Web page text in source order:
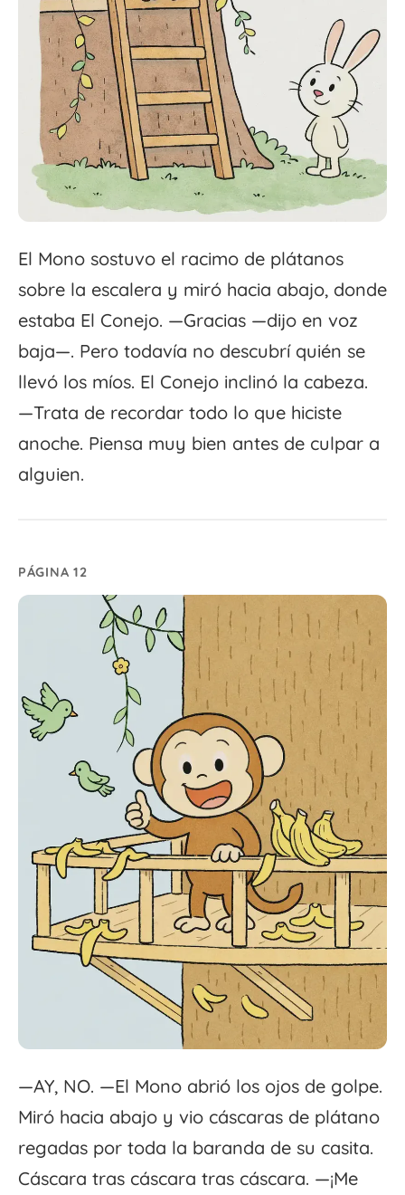
El Mono sostuvo el racimo de plátanos
sobre la escalera y miró hacia abajo, donde
estaba El Conejo. —Gracias —dijo en voz
baja—. Pero todavía no descubrí quién se
llevó los míos. El Conejo inclinó la cabeza.
—Trata de recordar todo lo que hiciste
anoche. Piensa muy bien antes de culpar a
alguien.
PÁGINA 12
—AY, NO. —El Mono abrió los ojos de golpe.
Miró hacia abajo y vio cáscaras de plátano
regadas por toda la baranda de su casita.
Cáscara tras cáscara tras cáscara. —¡Me